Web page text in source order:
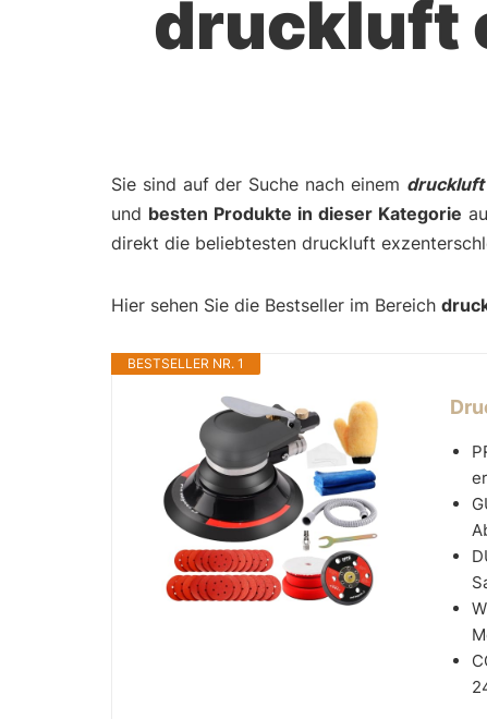
druckluft
Sie sind auf der Suche nach einem
und besten Produkte in dieser Kategorie
direkt die beliebtesten druckluft
Hier sehen Sie die Bestseller im Bereich
BESTSELLER NR. 1